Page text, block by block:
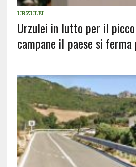
URZULEI
Urzulei in lutto per il
campane il paese si ferma